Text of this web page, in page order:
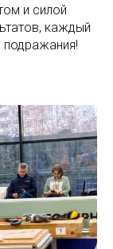
и силой
каждый
подражания!